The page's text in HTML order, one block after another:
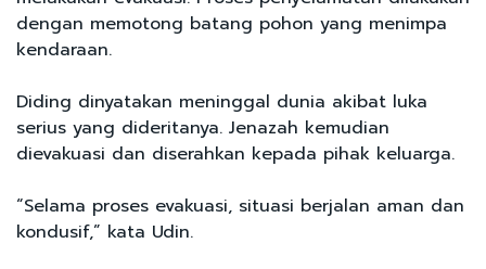
dengan memotong batang pohon yang menimpa
kendaraan.
Diding dinyatakan meninggal dunia akibat luka
serius yang dideritanya. Jenazah kemudian
dievakuasi dan diserahkan kepada pihak keluarga.
“Selama proses evakuasi, situasi berjalan aman dan
kondusif,” kata Udin.